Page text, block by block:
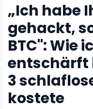
„Ich habe
gehackt,
BTC": Wie
entschärft
3
kostete